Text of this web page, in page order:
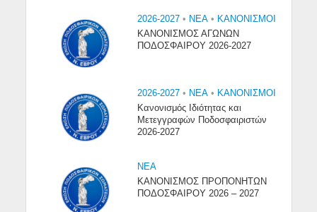
2026-2027 • NEA • ΚΑΝΟΝΙΣΜΟΙ
ΚΑΝΟΝΙΣΜΟΣ ΑΓΩΝΩΝ
ΠΟΔΟΣΦΑΙΡΟΥ 2026-2027
2026-2027 • NEA • ΚΑΝΟΝΙΣΜΟΙ
Κανονισμός Ιδιότητας και
Μετεγγραφών Ποδοσφαιριστών
2026-2027
NEA
ΚΑΝΟΝΙΣΜΟΣ ΠΡΟΠΟΝΗΤΩΝ
ΠΟΔΟΣΦΑΙΡΟΥ 2026 – 2027